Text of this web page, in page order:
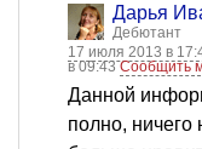
Дарья
Дебютант
17 июля 2013 в
в 09:43Сообщить
Данной
полно, ничего